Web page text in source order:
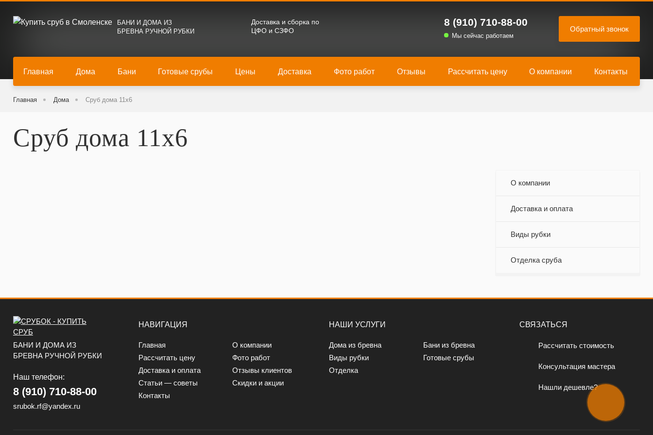
БАНИ И ДОМА ИЗ
БРЕВНА РУЧНОЙ РУБКИ
Доставка и сборка по
ЦФО и СЗФО
8 (910) 710-88-00
Мы сейчас работаем
Главная Дома Бани Готовые срубы Цены Доставка Фото работ Отзывы Рассчитать цену О компании Контакты
Главная Дома Сруб дома 11х6
Сруб дома 11х6
О компании
Доставка и оплата
Виды рубки
Отделка сруба
БАНИ И ДОМА ИЗ
БРЕВНА РУЧНОЙ РУБКИ
Наш телефон:
8 (910) 710-88-00
srubok.rf@yandex.ru
НАВИГАЦИЯ
Главная
О компании
Рассчитать цену
Фото работ
Доставка и оплата
Отзывы клиентов
Статьи — советы
Скидки и акции
Контакты
НАШИ УСЛУГИ
Дома из бревна
Бани из бревна
Виды рубки
Готовые срубы
Отделка
СВЯЗАТЬСЯ
Рассчитать стоимость
Консультация мастера
Нашли дешевле?